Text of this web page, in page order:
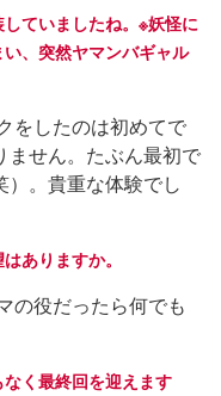
ていましたね。※妖怪に
、突然ヤマンバギャル
をしたのは初めてで
ません。たぶん最初で
）。貴重な体験でし
ありますか。
役だったら何でも
く最終回を迎えます